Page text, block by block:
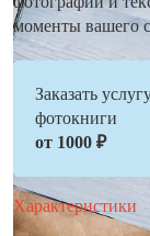
моменты вашего
Заказать
фотокниги
от 1000 ₽
Характеристики